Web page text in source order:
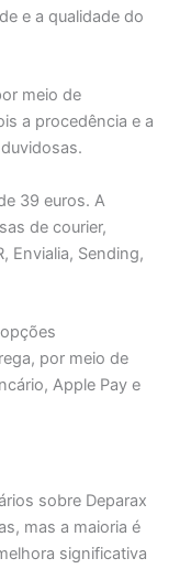
e a qualidade do
meio de
a procedência e a
39 euros. A
de courier,
Envialia, Sending,
por meio de
Apple Pay e
sobre Deparax
mas a maioria é
significativa